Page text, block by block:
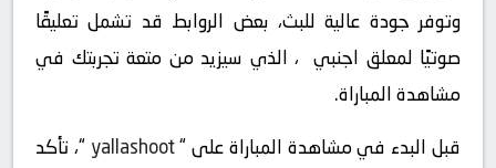
وتوفر جودة عالية للبث، بعض الروابط قد تشمل تعليقًا
صوتيًا لمعلق اجنبي ، الذي سيزيد من متعة تجربتك في
مشاهدة المباراة.
قبل البدء في مشاهدة المباراة على “yallashoot
“، تأكد